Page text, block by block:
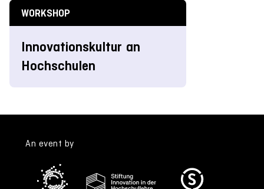
WORKSHOP
Innovationskultur an
Hochschulen
An event by